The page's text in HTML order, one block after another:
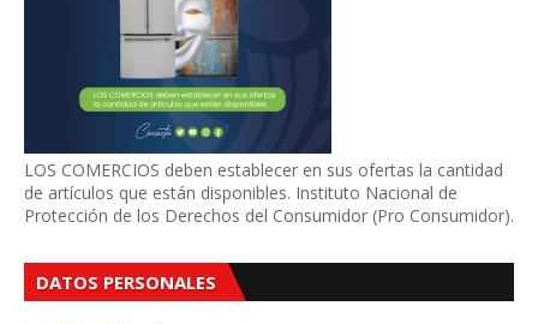
LOS COMERCIOS deben establecer en sus ofertas la cantidad
de artículos que están disponibles. Instituto Nacional de
Protección de los Derechos del Consumidor (Pro Consumidor).
DATOS PERSONALES